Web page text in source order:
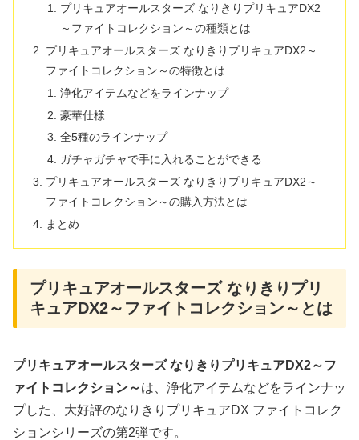
プリキュアオールスターズ なりきりプリキュアDX2
～ファイトコレクション～の種類とは
プリキュアオールスターズ なりきりプリキュアDX2～
ファイトコレクション～の特徴とは
浄化アイテムなどをラインナップ
豪華仕様
全5種のラインナップ
ガチャガチャで手に入れることができる
プリキュアオールスターズ なりきりプリキュアDX2～
ファイトコレクション～の購入方法とは
まとめ
プリキュアオールスターズ なりきりプリ
キュアDX2～ファイトコレクション～とは
プリキュアオールスターズ なりきりプリキュアDX2～フ
ァイトコレクション～は、浄化アイテムなどをラインナッ
プした、大好評のなりきりプリキュアDX ファイトコレク
ションシリーズの第2弾です。